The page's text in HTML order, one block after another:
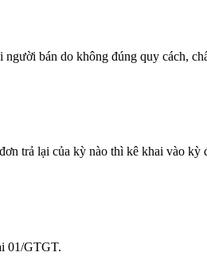
bán do không đúng quy cách,
trả lại của kỳ nào thì kê khai vào kỳ
01/GTGT.